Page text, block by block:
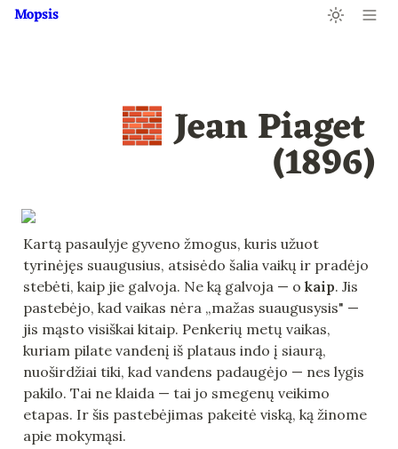
Mopsis
🧱 Jean Piaget
(1896)
Kartą pasaulyje gyveno žmogus, kuris užuot
tyrinėjęs suaugusius, atsisėdo šalia vaikų ir pradėjo
stebėti, kaip jie galvoja. Ne ką galvoja — o kaip. Jis
pastebėjo, kad vaikas nėra „mažas suaugusysis" —
jis mąsto visiškai kitaip. Penkerių metų vaikas,
kuriam pilate vandenį iš plataus indo į siaurą,
nuoširdžiai tiki, kad vandens padaugėjo — nes lygis
pakilo. Tai ne klaida — tai jo smegenų veikimo
etapas. Ir šis pastebėjimas pakeitė viską, ką žinome
apie mokymąsi.